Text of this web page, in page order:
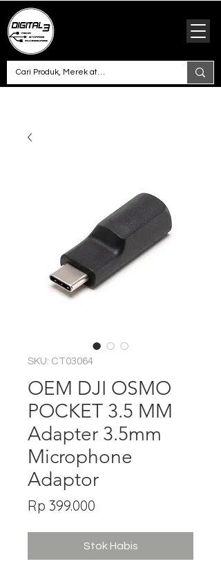
SKU: CT03064
OEM DJI OSMO
POCKET 3.5 MM
Adapter 3.5mm
Microphone
Adaptor
Rp 399.000
Stok Habis